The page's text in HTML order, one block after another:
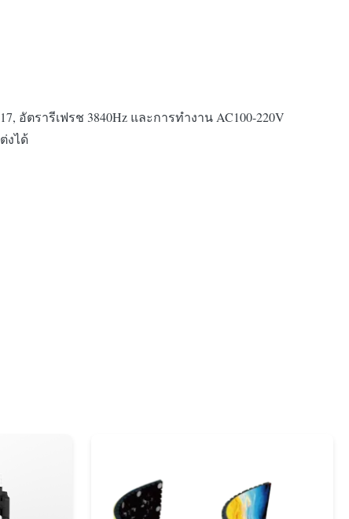
อัตรารีเฟรช 3840Hz และการทำงาน AC100-220V
งได้